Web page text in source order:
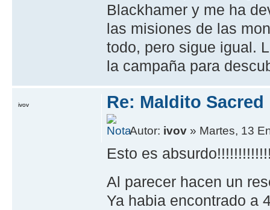
Blackhamer y me ha
las misiones de las
todo, pero sigue igual.
la campaña para
Re: Maldito Sacred
Autor: ivov » Martes, 13
Esto es
Al parecer hacen un
Ya habia encontrado a
ivov